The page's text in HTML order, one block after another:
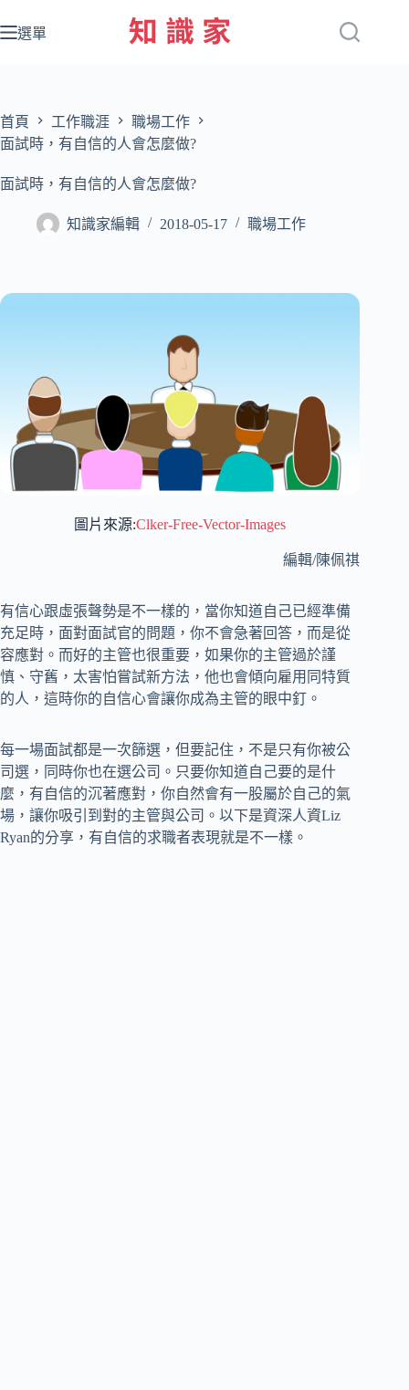
至
容
選單
首頁 工作職涯
職場工作
面試時，有自信的人會怎麼做?
面試時，有自信的人會怎麼做?
知識家編輯 2018-05-17 職場工作
圖片來源:Clker-Free-Vector-Images
編輯/陳佩祺
有信心跟虛張聲勢是不一樣的，當你知道自己已經準備
充足時，面對面試官的問題，你不會急著回答，而是從
容應對。而好的主管也很重要，如果你的主管過於謹
慎、守舊，太害怕嘗試新方法，他也會傾向雇用同特質
的人，這時你的自信心會讓你成為主管的眼中釘。
每一場面試都是一次篩選，但要記住，不是只有你被公
司選，同時你也在選公司。只要你知道自己要的是什
麼，有自信的沉著應對，你自然會有一股屬於自己的氣
場，讓你吸引到對的主管與公司。以下是資深人資Liz
Ryan的分享，有自信的求職者表現就是不一樣。